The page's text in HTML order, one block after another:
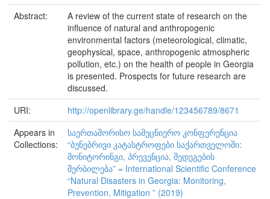
Abstract:
A review of the current state of research on the
influence of natural and anthropogenic
environmental factors (meteorological, climatic,
geophysical, space, anthropogenic atmospheric
pollution, etc.) on the health of people in Georgia
is presented. Prospects for future research are
discussed.
URI:
http://openlibrary.ge/handle/123456789/8671
Appears in
Collections:
საერთაშორისო სამეცნიერო კონფერენცია
“ბუნებრივი კატასტროფები საქართველოში:
მონიტორინგი, პრევენცია, შედეგების
შერბილება” = International Scientific Conference
“Natural Disasters in Georgia: Monitoring,
Prevention, Mitigation ” (2019)